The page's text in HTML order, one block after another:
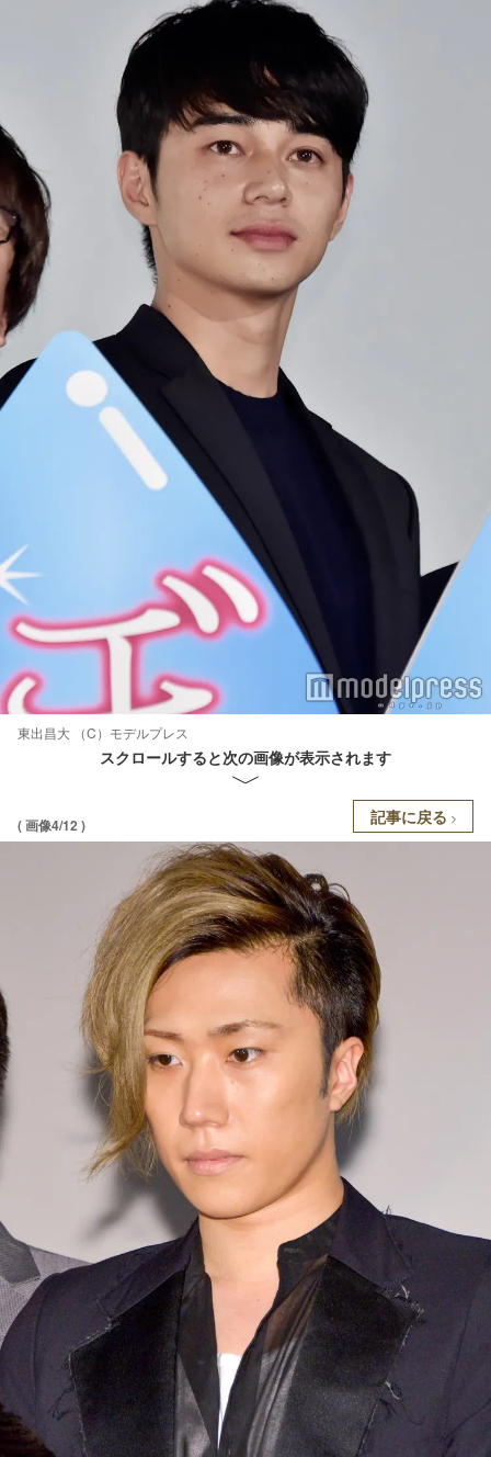
東出昌大 （C）モデルプレス
スクロールすると次の画像が表示されます
( 画像4/12 ) 記事に戻る